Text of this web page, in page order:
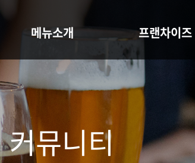
메뉴소개
F후라이드 & C크리스피
생맥주 & 수제맥주 & 하이볼
프랜차이즈
성공포인트&창업절
창업문의
커뮤니티